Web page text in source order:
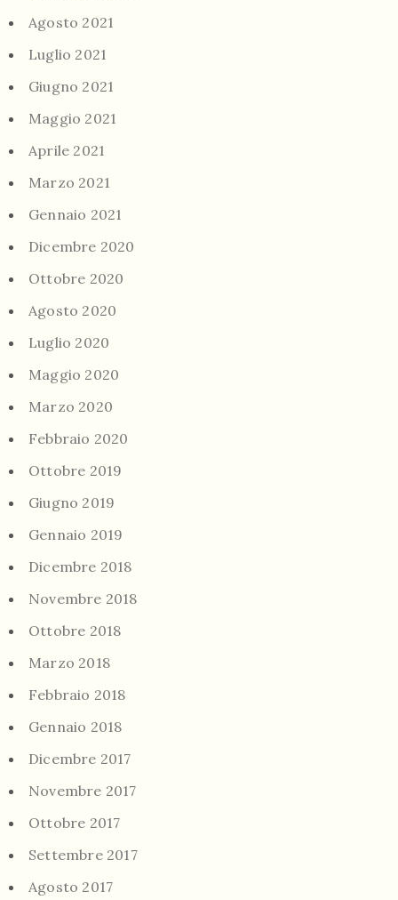
Agosto 2021
Luglio 2021
Giugno 2021
Maggio 2021
Aprile 2021
Marzo 2021
Gennaio 2021
Dicembre 2020
Ottobre 2020
Agosto 2020
Luglio 2020
Maggio 2020
Marzo 2020
Febbraio 2020
Ottobre 2019
Giugno 2019
Gennaio 2019
Dicembre 2018
Novembre 2018
Ottobre 2018
Marzo 2018
Febbraio 2018
Gennaio 2018
Dicembre 2017
Novembre 2017
Ottobre 2017
Settembre 2017
Agosto 2017